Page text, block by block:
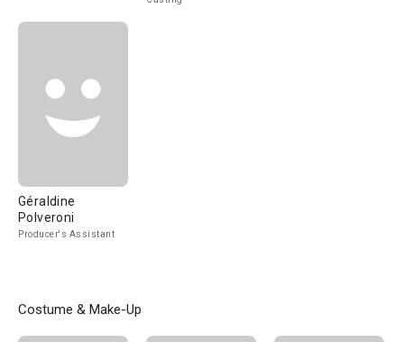
Géraldine
Polveroni
Producer's Assistant
Costume & Make-Up